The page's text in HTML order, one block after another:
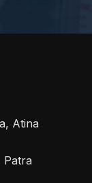
Atina
Patra